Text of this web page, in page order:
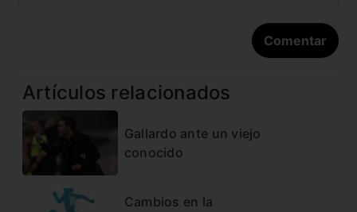
Artículos relacionados
Gallardo ante un viejo
conocido
Cambios en la